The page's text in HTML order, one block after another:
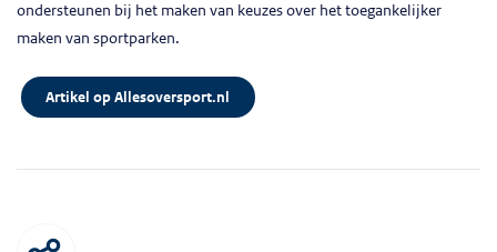
ondersteunen bij het maken van keuzes over het toegankelijker
maken van sportparken.
Artikel op Allesoversport.nl